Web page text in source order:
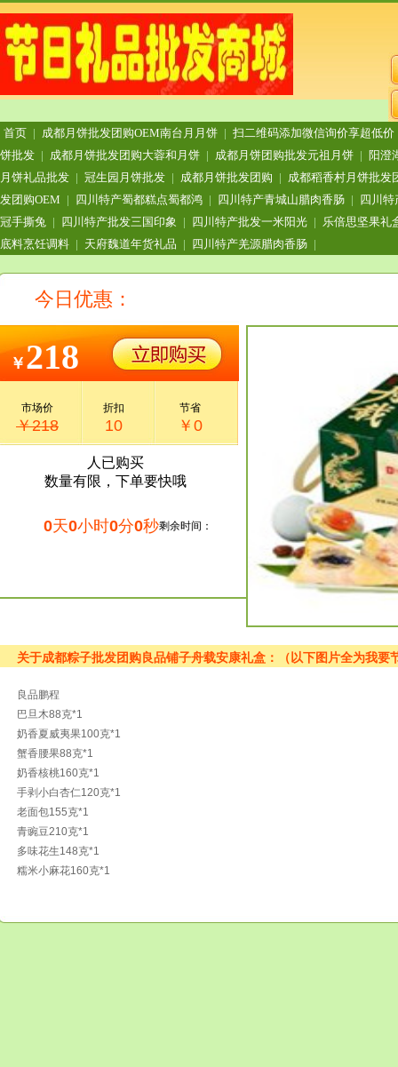
首页 | 成都月饼批发团购OEM南台月月饼 | 扫二维码添加微信询价享超低价
饼批发 | 成都月饼批发团购大蓉和月饼 | 成都月饼团购批发元祖月饼 | 阳澄
月饼礼品批发 | 冠生园月饼批发 | 成都月饼批发团购 | 成都稻香村月饼批发
发团购OEM | 四川特产蜀都糕点蜀都鸿 | 四川特产青城山腊肉香肠 | 四川特
冠手撕兔 | 四川特产批发三国印象 | 四川特产批发一米阳光 | 乐倍思坚果礼
底料烹饪调料 | 天府魏道年货礼品 | 四川特产羌源腊肉香肠 |
今日优惠：
￥218
市场价
￥218
折扣
10
节省
￥0
人已购买
数量有限，下单要快哦
剩余时间：
0天0小时0分0秒
关于成都粽子批发团购良品铺子舟载安康礼盒：（以下图片全为我要
良品鹏程
巴旦木88克*1
奶香夏威夷果100克*1
蟹香腰果88克*1
奶香核桃160克*1
手剥小白杏仁120克*1
老面包155克*1
青豌豆210克*1
多味花生148克*1
糯米小麻花160克*1